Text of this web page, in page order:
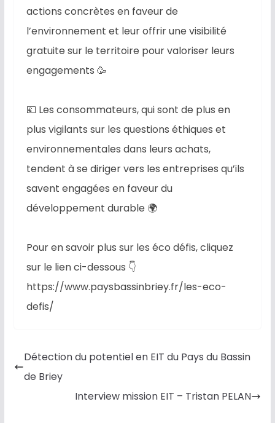
actions concrètes en faveur de
l’environnement et leur offrir une visibilité
gratuite sur le territoire pour valoriser leurs
engagements 🥳
💶 Les consommateurs, qui sont de plus en
plus vigilants sur les questions éthiques et
environnementales dans leurs achats,
tendent à se diriger vers les entreprises qu’ils
savent engagées en faveur du
développement durable 🌍
Pour en savoir plus sur les éco défis, cliquez
sur le lien ci-dessous 👇
https://www.paysbassinbriey.fr/les-eco-
defis/
Détection du potentiel en EIT du Pays du Bassin
de Briey
Interview mission EIT – Tristan PELAN